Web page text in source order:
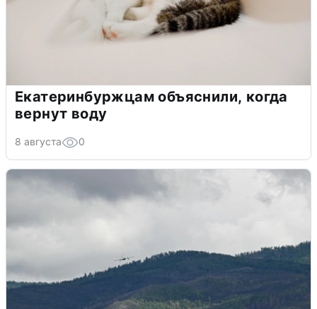
Екатеринбуржцам объяснили, когда
вернут воду
8 августа 0